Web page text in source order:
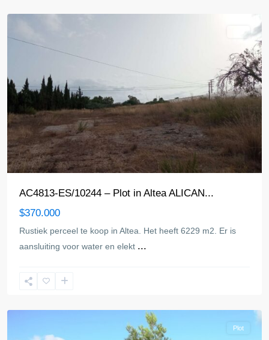
AC4813-ES/10244 – Plot in Altea ALICAN...
$370.000
Rustiek perceel te koop in Altea. Het heeft 6229 m2. Er is
aansluiting voor water en elekt ...
Plot